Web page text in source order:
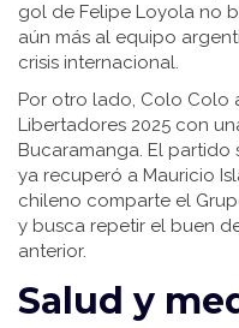
gol de Felipe Loyola no
aún más al equipo
crisis internacional.
Por otro lado, Colo Colo
Libertadores 2025 con
Bucaramanga. El partido
ya recuperó a Mauricio
chileno comparte el
y busca repetir el buen
anterior.
Salud y